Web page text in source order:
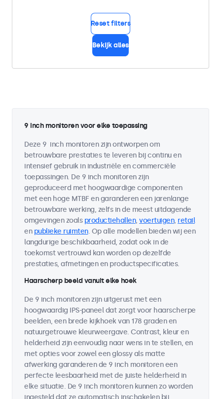
Reset filters
Bekijk alles
9 inch monitoren voor elke toepassing
Deze 9 inch monitoren zijn ontworpen om
betrouwbare prestaties te leveren bij continu en
intensief gebruik in industriële en commerciële
toepassingen. De 9 inch monitoren zijn
geproduceerd met hoogwaardige componenten
met een hoge MTBF en garanderen een jarenlange
betrouwbare werking, zelfs in de meest uitdagende
omgevingen zoals productiehallen, voertuigen, retail
en publieke ruimten. Op alle modellen bieden wij een
langdurige beschikbaarheid, zodat ook in de
toekomst vertrouwd kan worden op dezelfde
prestaties, afmetingen en productspecificaties.
Haarscherp beeld vanuit elke hoek
De 9 inch monitoren zijn uitgerust met een
hoogwaardig IPS-paneel dat zorgt voor haarscherpe
beelden, een brede kijkhoek van 178 graden en
natuurgetrouwe kleurweergave. Contrast, kleur en
helderheid zijn eenvoudig naar wens in te stellen, en
met opties voor zowel een glossy als matte
afwerking garanderen de 9 inch monitoren een
perfecte leesbaarheid met de juiste helderheid in
elke situatie. De 9 inch monitoren kunnen zo worden
ingesteld dat ze automatisch inschakelen bij